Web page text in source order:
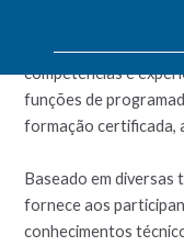
O objetivo desta
competências e
funções de
formação certificada,
Baseado em diversas
fornece aos
conhecimentos